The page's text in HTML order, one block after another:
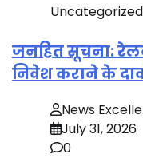
Uncategorized
जनहित सूचना:
निवेश कराने के
News
July 31, 2026
0